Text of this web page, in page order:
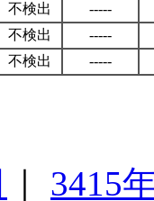
不検出
-----
不検出
-----
不検出 -----
3415